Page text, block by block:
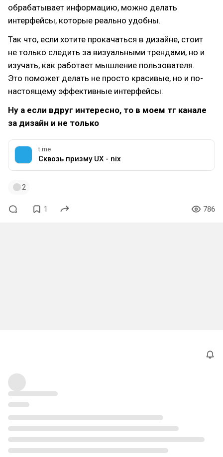
обрабатывает информацию, можно делать
интерфейсы, которые реально удобны.
Так что, если хотите прокачаться в дизайне, стоит
не только следить за визуальными трендами, но и
изучать, как работает мышление пользователя.
Это поможет делать не просто красивые, но и по-
настоящему эффективные интерфейсы.
Ну а если вдруг интересно, то в моем тг канале
за дизайн и не только
t.me
Сквозь призму UX - nix
2
1 786